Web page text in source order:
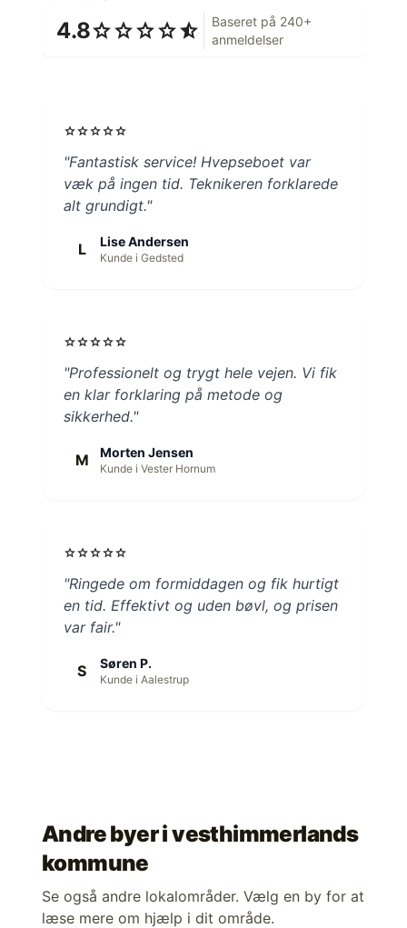
4.8starstarstarstarstar_half
Baseret på 240+
anmeldelser
starstarstarstarstar
"Fantastisk service! Hvepseboet var
væk på ingen tid. Teknikeren forklarede
alt grundigt."
L Lise Andersen
Kunde i Gedsted
starstarstarstarstar
"Professionelt og trygt hele vejen. Vi fik
en klar forklaring på metode og
sikkerhed."
M Morten Jensen
Kunde i Vester Hornum
starstarstarstarstar
"Ringede om formiddagen og fik hurtigt
en tid. Effektivt og uden bøvl, og prisen
var fair."
S Søren P.
Kunde i Aalestrup
Andre byer ivesthimmerlands
kommune
Se også andre lokalområder. Vælg en by for at
læse mere om hjælp i dit område.